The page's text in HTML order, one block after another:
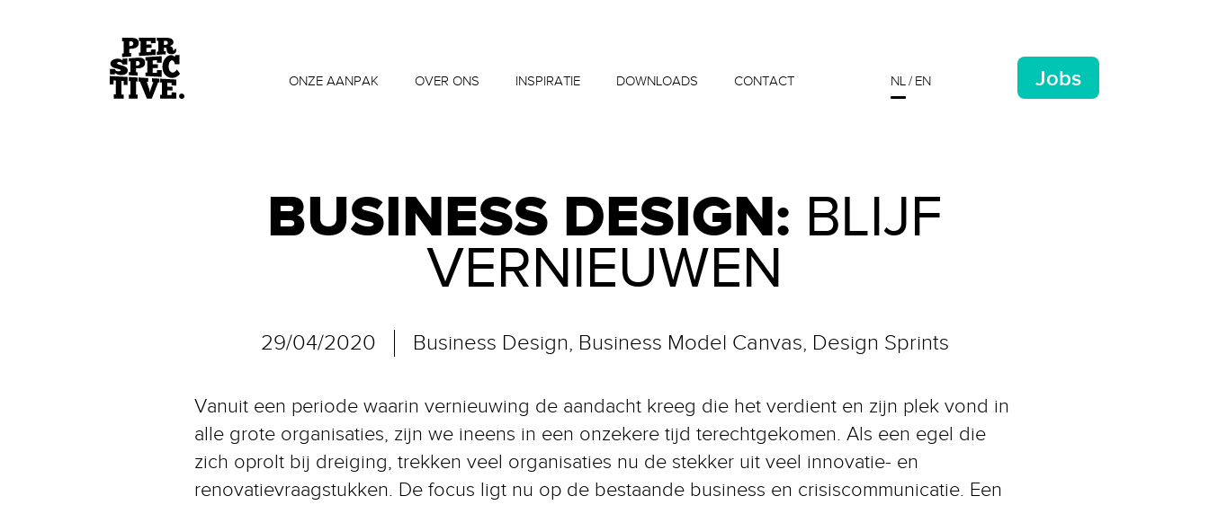
ONZE AANPAK OVER ONS INSPIRATIE DOWNLOADS CONTACT NL EN Jobs
BUSINESS DESIGN: BLIJF
VERNIEUWEN
29/04/2020 Business Design, Business Model Canvas, Design Sprints
Vanuit een periode waarin vernieuwing de aandacht kreeg die het verdient en zijn plek vond in
alle grote organisaties, zijn we ineens in een onzekere tijd terechtgekomen. Als een egel die
zich oprolt bij dreiging, trekken veel organisaties nu de stekker uit veel innovatie- en
renovatievraagstukken. De focus ligt nu op de bestaande business en crisiscommunicatie. Een